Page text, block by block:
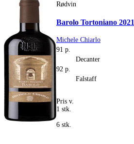
Rødvin
Barolo Tortoniano 2021
Michele Chiarlo
91 p.
Decanter
92 p.
Falstaff
Pris v.
1 stk.
6 stk.